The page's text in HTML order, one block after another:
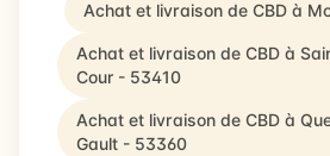
Achat et livraison de CBD à
Achat et livraison de CBD à
Cour - 53410
Achat et livraison de CBD à
Gault - 53360